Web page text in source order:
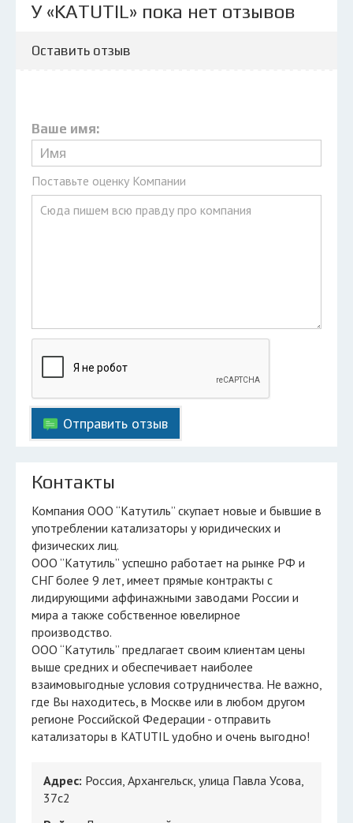
У «KATUTIL» пока нет отзывов
Оставить отзыв
Ваше имя:
Поставьте оценку Компании
Отправить отзыв
Контакты
Компания ООО “Катутиль” скупает новые и бывшие в
употреблении катализаторы у юридических и
физических лиц.
ООО ”Катутиль” успешно работает на рынке РФ и
СНГ более 9 лет, имеет прямые контракты с
лидирующими аффинажными заводами России и
мира а также собственное ювелирное
производство.
ООО “Катутиль” предлагает своим клиентам цены
выше средних и обеспечивает наиболее
взаимовыгодные условия сотрудничества. Не важно,
где Вы находитесь, в Москве или в любом другом
регионе Российской Федерации - отправить
катализаторы в KATUTIL удобно и очень выгодно!
Адрес: Россия, Архангельск, улица Павла Усова,
37с2